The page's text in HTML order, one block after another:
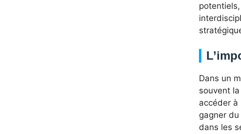
Dans un
souvent
accéder
gagner
dans les